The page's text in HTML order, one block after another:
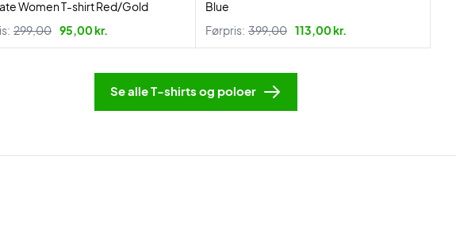
Women T-shirt Red/Gold
299,00 95,00 kr.
Blue
Førpris: 399,00 113,00 kr.
Se alle T-shirts og poloer